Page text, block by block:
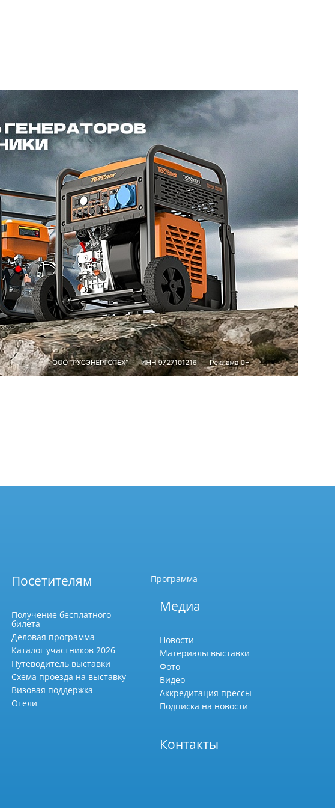
Посетителям
Получение бесплатного
билета
Деловая программа
Каталог участников 2026
Путеводитель выставки
Схема проезда на выставку
Визовая поддержка
Отели
Программа
Медиа
Новости
Материалы выставки
Фото
Видео
Аккредитация прессы
Подписка на новости
Контакты